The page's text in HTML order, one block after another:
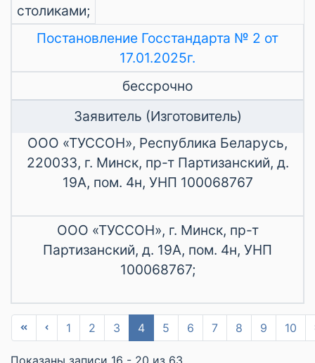
столиками;
Постановление Госстандарта № 2 от
17.01.2025г.
бессрочно
Заявитель (Изготовитель)
ООО «ТУССОН», Республика Беларусь,
220033, г. Минск, пр-т Партизанский, д.
19А, пом. 4н, УНП 100068767
ООО «ТУССОН», г. Минск, пр-т
Партизанский, д. 19А, пом. 4н, УНП
100068767;
1 2 3 4 5 6 7 8 9 10
Показаны записи 16 - 20 из 63